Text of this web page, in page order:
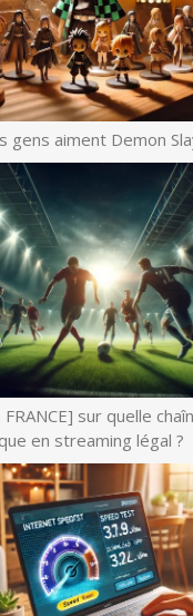
gens aiment Demon
FRANCE] sur quelle
en streaming légal ?